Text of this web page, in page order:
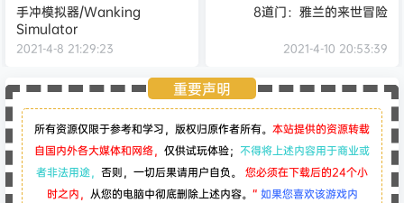
手冲模拟器/Wanking
Simulator
2021-4-8 21:29:23
8道门：雅兰的来世冒险
2021-4-10 20:53:39
重要声明
所有资源仅限于参考和学习，版权归原作者所有。 本站提供的资源转载
自国内外各大媒体和网络， 仅供试玩体验； 不得将上述内容用于商业或
者非法用途， 否则，一切后果请用户自负。
您必须在下载后的24个小
时之内， 从您的电脑中彻底删除上述内容。 “如果您喜欢该游戏内